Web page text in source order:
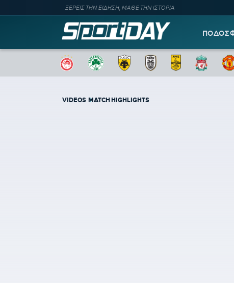
ΞΕΡΕΙΣ ΤΗΝ ΕΙΔΗΣΗ, ΜΑΘΕ ΤΗΝ ΙΣΤΟΡΙΑ
VIDEOS MATCH HIGHLIGHTS